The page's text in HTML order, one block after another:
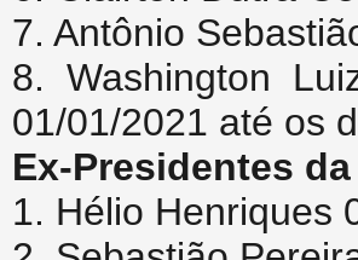
7. Antônio
8. Washington
01/01/2021 até os
Ex-Presidentes da
1. Hélio Henriques